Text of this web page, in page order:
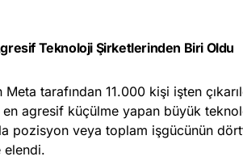
Teknoloji Şirketlerinden Biri Oldu
tarafından 11.000 kişi işten
agresif küçülme yapan büyük
pozisyon veya toplam işgücünün
elendi.